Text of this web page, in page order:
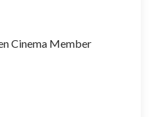
Cinema Member